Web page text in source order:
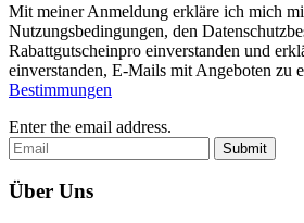
Mit meiner Anmeldung erkläre ich mich
Nutzungsbedingungen, den
Rabattgutscheinpro einverstanden und
einverstanden, E-Mails mit Angeboten zu
Bestimmungen
Enter the email address.
Submit
Über Uns